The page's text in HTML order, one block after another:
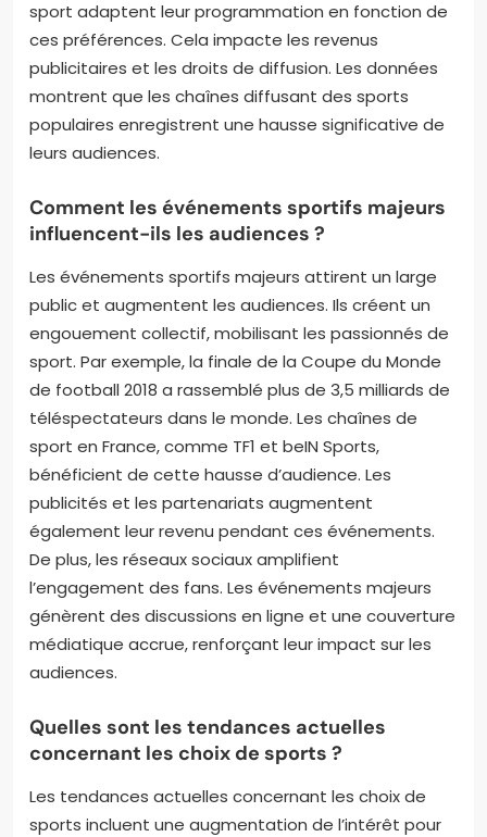
sport adaptent leur programmation en fonction de
ces préférences. Cela impacte les revenus
publicitaires et les droits de diffusion. Les données
montrent que les chaînes diffusant des sports
populaires enregistrent une hausse significative de
leurs audiences.
Comment les événements sportifs majeurs
influencent-ils les audiences ?
Les événements sportifs majeurs attirent un large
public et augmentent les audiences. Ils créent un
engouement collectif, mobilisant les passionnés de
sport. Par exemple, la finale de la Coupe du Monde
de football 2018 a rassemblé plus de 3,5 milliards de
téléspectateurs dans le monde. Les chaînes de
sport en France, comme TF1 et beIN Sports,
bénéficient de cette hausse d’audience. Les
publicités et les partenariats augmentent
également leur revenu pendant ces événements.
De plus, les réseaux sociaux amplifient
l’engagement des fans. Les événements majeurs
génèrent des discussions en ligne et une couverture
médiatique accrue, renforçant leur impact sur les
audiences.
Quelles sont les tendances actuelles
concernant les choix de sports ?
Les tendances actuelles concernant les choix de
sports incluent une augmentation de l’intérêt pour